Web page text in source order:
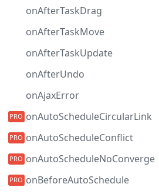
onAfterTaskDrag
onAfterTaskMove
onAfterTaskUpdate
onAfterUndo
onAjaxError
onAutoScheduleCircularLink
onAutoScheduleConflict
onAutoScheduleNoConverge
onBeforeAutoSchedule